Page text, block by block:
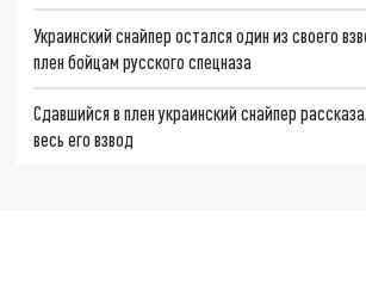
Украинский снайпер остался один из своего
плен бойцам русского спецназа
Сдавшийся в плен украинский снайпер
весь его взвод